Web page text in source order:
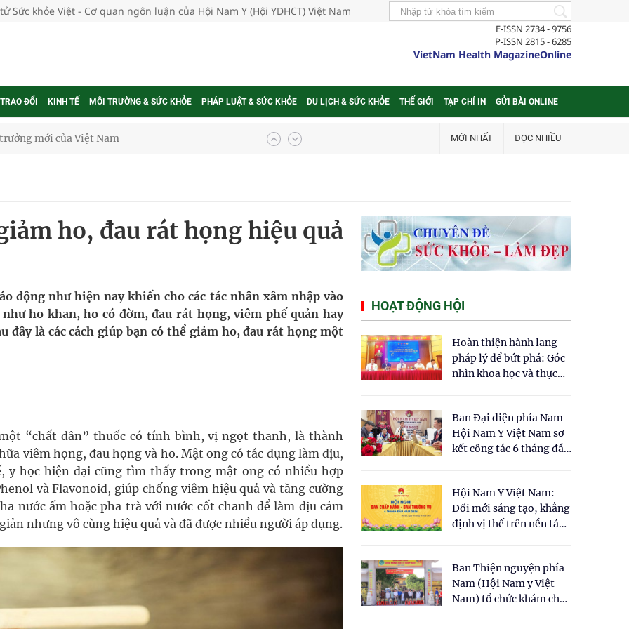
Sức khỏe Việt - Cơ quan ngôn luận của Hội Nam Y (Hội YDHCT) Việt Nam
E-ISSN 2734 - 9756
P-ISSN 2815 - 6285
VietNam Health MagazineOnline
ĐỔI KINH TẾ MÔI TRƯỜNG & SỨC KHỎE PHÁP LUẬT & SỨC KHỎE DU LỊCH & SỨC KHỎE THẾ GIỚI TẠP CHÍ IN GỬI BÀI ONLINE
hai cấp trong quản lý hoạt động nha khoa,
bảo hiểm y tế nếu không đăng ký khám theo yêu
riêng 2026
vực cấp cứu, điều trị đột quỵ
quốc
mới của Việt Nam
MỚI NHẤT ĐỌC NHIỀU
ho, đau rát họng hiệu quả
động như hiện nay khiến cho các tác nhân xâm nhập vào
ho khan, ho có đờm, đau rát họng, viêm phế quản hay
đây là các cách giúp bạn có thể giảm ho, đau rát họng một
“chất dẫn” thuốc có tính bình, vị ngọt thanh, là thành
viêm họng, đau họng và ho. Mật ong có tác dụng làm dịu,
y học hiện đại cũng tìm thấy trong mật ong có nhiều hợp
và Flavonoid, giúp chống viêm hiệu quả và tăng cường
nước ấm hoặc pha trà với nước cốt chanh để làm dịu cảm
nhưng vô cùng hiệu quả và đã được nhiều người áp dụng.
HOẠT ĐỘNG HỘI
Hoàn thiện hành lang
pháp lý để bứt phá: Góc
nhìn khoa học và thực
cho Luật Y dược cổ
truyền Việt Nam"
Ban Đại diện phía Nam
Hội Nam Y Việt Nam sơ
kết công tác 6 tháng đầu
Hội Nam Y Việt Nam:
Đổi mới sáng tạo, khẳng
định vị thế trên nền tảng
Ban Thiện nguyện phía
Nam (Hội Nam y Việt
Nam) tổ chức khám chữa